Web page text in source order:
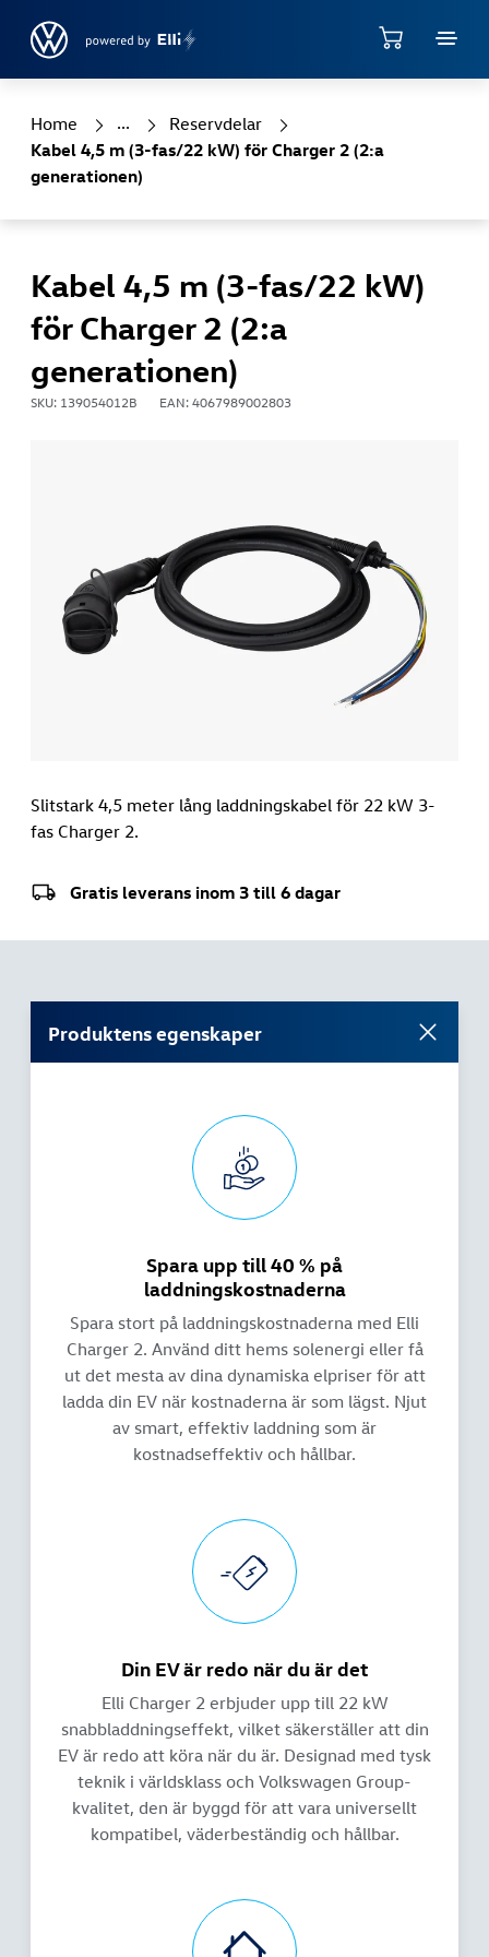
Home Shop Reservdelar
Kabel 4,5 m (3-fas/22 kW) för Charger 2 (2:a
generationen)
Kabel 4,5 m (3-fas/22 kW)
för Charger 2 (2:a
generationen)
SKU: 139054012B EAN: 4067989002803
Slitstark 4,5 meter lång laddningskabel för 22 kW 3-
fas Charger 2.
Gratis leverans inom 3 till 6 dagar
Produktens egenskaper
Spara upp till 40 % på
laddningskostnaderna
Spara stort på laddningskostnaderna med Elli
Charger 2. Använd ditt hems solenergi eller få
ut det mesta av dina dynamiska elpriser för att
ladda din EV när kostnaderna är som lägst. Njut
av smart, effektiv laddning som är
kostnadseffektiv och hållbar.
Din EV är redo när du är det
Elli Charger 2 erbjuder upp till 22 kW
snabbladdningseffekt, vilket säkerställer att din
EV är redo att köra när du är. Designad med tysk
teknik i världsklass och Volkswagen Group-
kvalitet, den är byggd för att vara universellt
kompatibel, väderbeständig och hållbar.